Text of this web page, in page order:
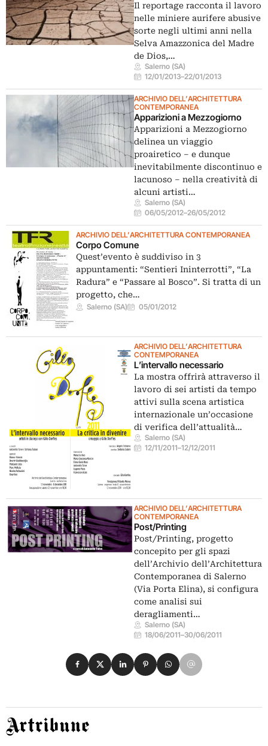
Il reportage racconta il lavoro
nelle miniere aurifere abusive
sorte negli ultimi anni nella
Selva Amazzonica del Madre
de Dios,…
Salerno (SA)
12/01/2013–22/01/2013
ARCHIVIO DELL’ARCHITETTURA
CONTEMPORANEA
Apparizioni a Mezzogiorno
Apparizioni a Mezzogiorno
delinea un viaggio
proairetico – e dunque
inevitabilmente discontinuo e
lacunoso – nella creatività di
alcuni artisti…
Salerno (SA)
06/05/2012–26/05/2012
ARCHIVIO DELL’ARCHITETTURA CONTEMPORANEA
Corpo Comune
Quest’evento è suddiviso in 3
appuntamenti: “Sentieri Ininterrotti”, “La
Radura” e “Passare al Bosco”. Si tratta di un
progetto, che…
Salerno (SA) 05/01/2012
ARCHIVIO DELL’ARCHITETTURA
CONTEMPORANEA
L’intervallo necessario
La mostra offrirà attraverso il
lavoro di sei artisti da tempo
attivi sulla scena artistica
internazionale un’occasione
di verifica dell’attualità…
Salerno (SA)
12/11/2011–12/12/2011
ARCHIVIO DELL’ARCHITETTURA
CONTEMPORANEA
Post/Printing
Post/Printing, progetto
concepito per gli spazi
dell’Archivio dell’Architettura
Contemporanea di Salerno
(Via Porta Elina), si configura
come analisi sui
deragliamenti…
Salerno (SA)
18/06/2011–30/06/2011
Condividi su Facebook
Condividi su X
Condividi su LinkedIn
Condividi su Pinterest
Condividi su WhatsApp
Condividi su Email
Artribune